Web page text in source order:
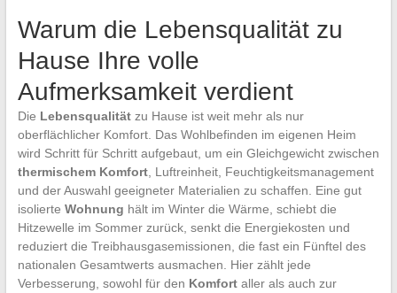
Warum die Lebensqualität zu
Hause Ihre volle
Aufmerksamkeit verdient
Die Lebensqualitätzu Hause ist weit mehr als nur
oberflächlicher Komfort. Das Wohlbefinden im eigenen Heim
wird Schritt für Schritt aufgebaut, um ein Gleichgewicht zwischen
thermischem Komfort, Luftreinheit, Feuchtigkeitsmanagement
und der Auswahl geeigneter Materialien zu schaffen. Eine gut
isolierte Wohnung hält im Winter die Wärme, schiebt die
Hitzewelle im Sommer zurück, senkt die Energiekosten und
reduziert die Treibhausgasemissionen, die fast ein Fünftel des
nationalen Gesamtwerts ausmachen. Hier zählt jede
Verbesserung, sowohl für den Komfortaller als auch zur